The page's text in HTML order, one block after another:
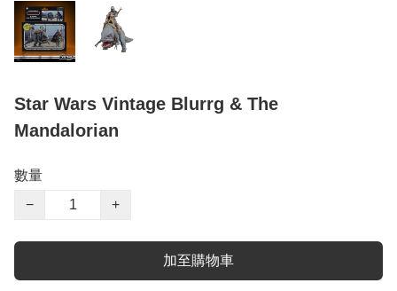
Star Wars Vintage Blurrg & The
Mandalorian
數量
−
+
加至購物車